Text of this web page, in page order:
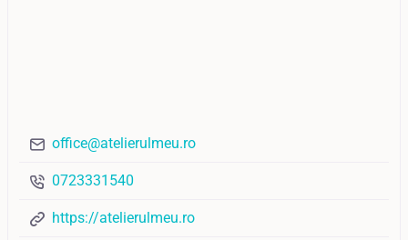
office@atelierulmeu.ro
0723331540
https://atelierulmeu.ro